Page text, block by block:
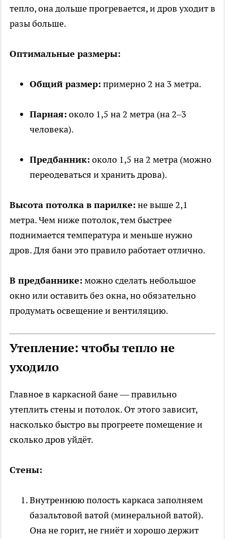
тепло, она дольше прогревается, и дров уходит в
разы больше.
Оптимальные размеры:
Общий размер: примерно 2 на 3 метра.
Парная: около 1,5 на 2 метра (на 2–3
человека).
Предбанник: около 1,5 на 2 метра (можно
переодеваться и хранить дрова).
Высота потолка в парилке: не выше 2,1
метра. Чем ниже потолок, тем быстрее
поднимается температура и меньше нужно
дров. Для бани это правило работает отлично.
В предбаннике: можно сделать небольшое
окно или оставить без окна, но обязательно
продумать освещение и вентиляцию.
Утепление: чтобы тепло не
уходило
Главное в каркасной бане — правильно
утеплить стены и потолок. От этого зависит,
насколько быстро вы прогреете помещение и
сколько дров уйдёт.
Стены:
Внутреннюю полость каркаса заполняем
базальтовой ватой (минеральной ватой).
Она не горит, не гниёт и хорошо держит